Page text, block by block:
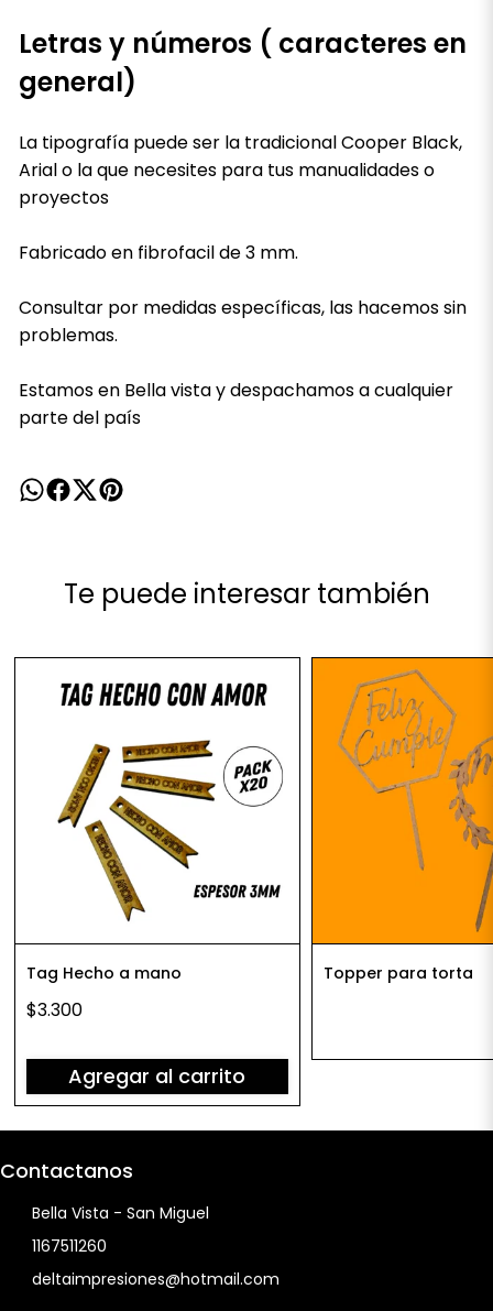
Letras y números ( caracteres en
general)
La tipografía puede ser la tradicional Cooper Black,
Arial o la que necesites para tus manualidades o
proyectos
Fabricado en fibrofacil de 3 mm.
Consultar por medidas específicas, las hacemos sin
problemas.
Estamos en Bella vista y despachamos a cualquier
parte del país
Te puede interesar también
Tag Hecho a mano
$3.300
Agregar al carrito
Topper para torta
Contactanos
Bella Vista - San Miguel
1167511260
deltaimpresiones@hotmail.com